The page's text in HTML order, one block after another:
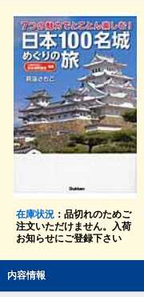
在庫状況：品切れのためご
注文いただけません。入荷
お知らせにご登録下さい
内容情報